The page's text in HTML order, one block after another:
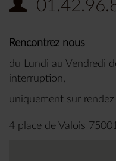
Rencontrez nous
du Lundi au Vendredi
interruption,
uniquement sur
4 place de Valois